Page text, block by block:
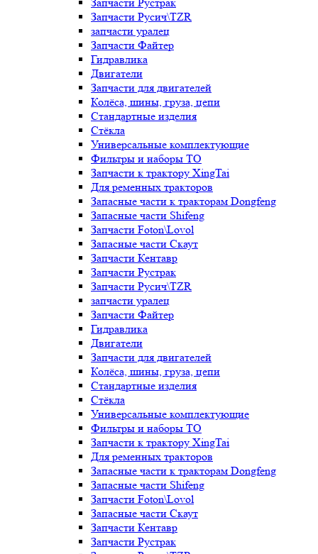
Запчасти Русич\TZR
запчасти уралец
Запчасти Файтер
Гидравлика
Двигатели
Запчасти для двигателей
Колёса, шины, груза, цепи
Стандартные изделия
Стёкла
Универсальные комплектующие
Фильтры и наборы ТО
Запчасти к трактору XingTai
Для ременных тракторов
Запасные части к тракторам Dongfeng
Запасные части Shifeng
Запчасти Foton\Lovol
Запасные части Скаут
Запчасти Кентавр
Запчасти Рустрак
Запчасти Русич\TZR
запчасти уралец
Запчасти Файтер
Гидравлика
Двигатели
Запчасти для двигателей
Колёса, шины, груза, цепи
Стандартные изделия
Стёкла
Универсальные комплектующие
Фильтры и наборы ТО
Запчасти к трактору XingTai
Для ременных тракторов
Запасные части к тракторам Dongfeng
Запасные части Shifeng
Запчасти Foton\Lovol
Запасные части Скаут
Запчасти Кентавр
Запчасти Рустрак